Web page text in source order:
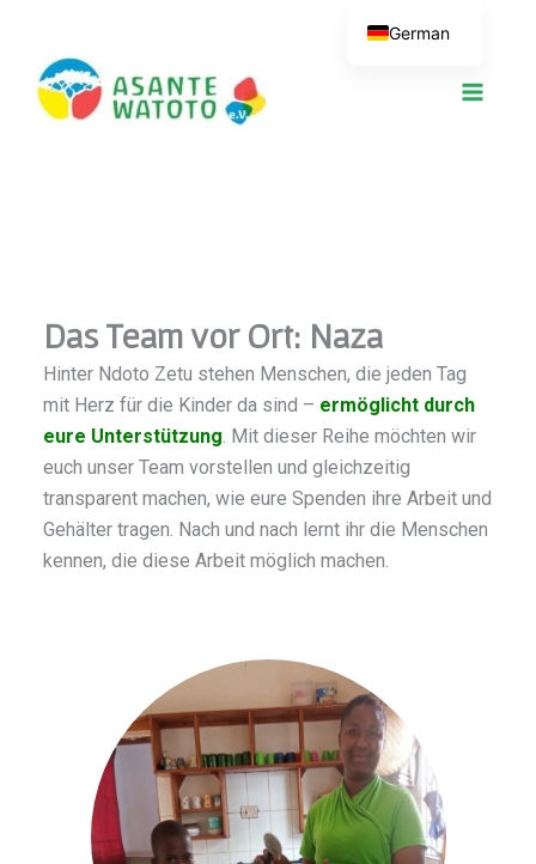
springen
Das Team vor Ort: Naza
Hinter Ndoto Zetu stehen Menschen, die jeden Tag
mit Herz für die Kinder da sind – ermöglicht durch
eure Unterstützung . Mit dieser Reihe möchten wir
euch unser Team vorstellen und gleichzeitig
transparent machen, wie eure Spenden ihre Arbeit und
Gehälter tragen. Nach und nach lernt ihr die Menschen
kennen, die diese Arbeit möglich machen.
German